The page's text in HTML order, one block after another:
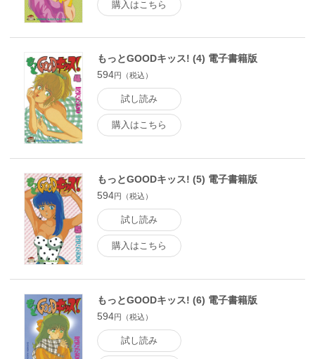
購入はこちら
もっとGOODキッス! (4) 電子書籍版
594円（税込）
試し読み
購入はこちら
もっとGOODキッス! (5) 電子書籍版
594円（税込）
試し読み
購入はこちら
もっとGOODキッス! (6) 電子書籍版
594円（税込）
試し読み